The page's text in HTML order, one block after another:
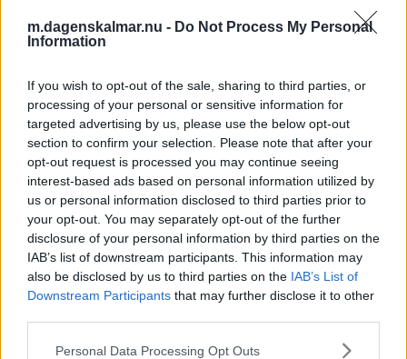
m.dagenskalmar.nu - Do Not Process My Personal
Information
If you wish to opt-out of the sale, sharing to third parties, or
processing of your personal or sensitive information for
targeted advertising by us, please use the below opt-out
section to confirm your selection. Please note that after your
opt-out request is processed you may continue seeing
interest-based ads based on personal information utilized by
us or personal information disclosed to third parties prior to
your opt-out. You may separately opt-out of the further
disclosure of your personal information by third parties on the
IAB’s list of downstream participants. This information may
also be disclosed by us to third parties on the IAB’s List of
Downstream Participants that may further disclose it to other
Please note that this website/app uses one or more Google
Personal Data Processing Opt Outs
Annons:
Här är Sveriges motstånd i fredagens
race off
SPEEDWAY 26 juli 2023 19.27
Lag-VM tillbaka i gammal tappning – så
ser förbundskaptenen på Sveriges
chanser